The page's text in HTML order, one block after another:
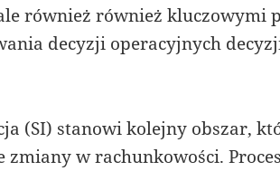
również również kluczowymi
decyzji operacyjnych
(SI) stanowi kolejny obszar,
w rachunkowości.